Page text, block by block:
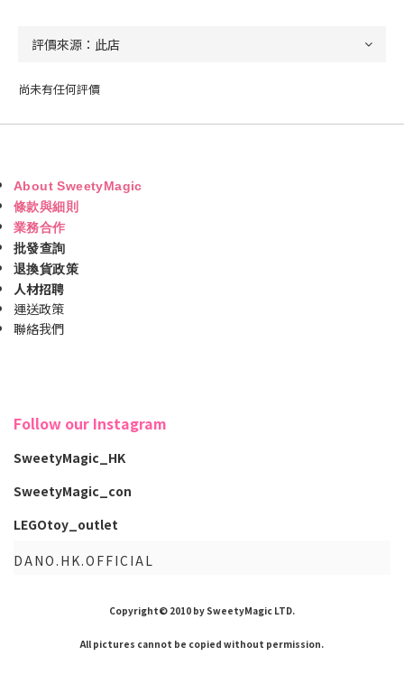
尚未有任何評價
About SweetyMagic
條款與細則
業務合作
批發查詢
退換貨政策
人材招聘
運送政策
聯絡我們
Follow our Instagram
SweetyMagic_HK
SweetyMagic_con
LEGOtoy_outlet
DANO.HK.OFFICIAL
Copyright© 2010 by SweetyMagic LTD.
All pictures cannot be copied without permission.